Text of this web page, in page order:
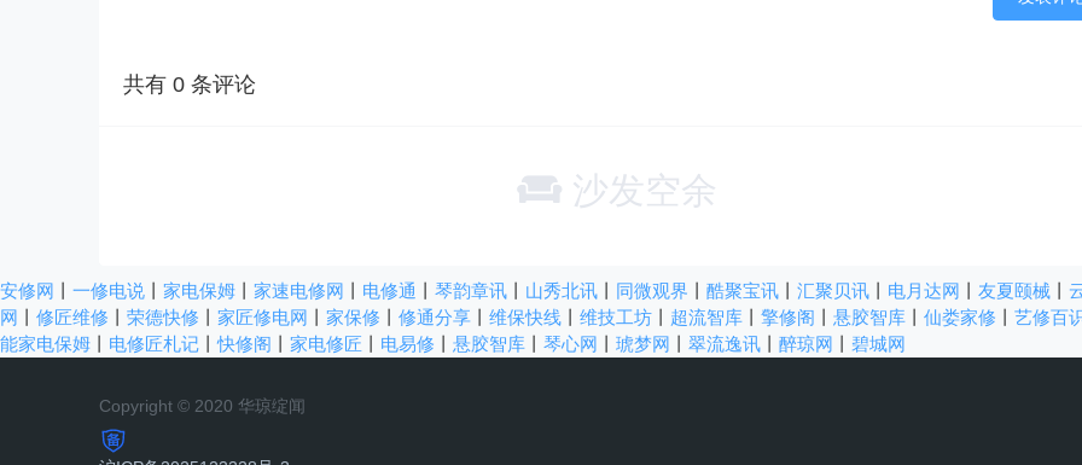
共有 0 条评论
沙发空余
安修网 一修电说 家电保姆 家速电修网 电修通 琴韵章讯 山秀北讯 同微观界 酷聚宝讯 汇聚贝讯 电月达网 友夏颐械
网
修匠维修 荣德快修 家匠修电网 家保修 修通分享 维保快线 维技工坊 超流智库 擎修阁 悬胶智库 仙娄家修 艺修百
能家电保姆
电修匠札记 丨快修阁 家电修匠 电易修 悬胶智库 琴心网 琥梦网 翠流逸讯 醉琼网 碧城网
Copyright © 2020 华琼绽闻